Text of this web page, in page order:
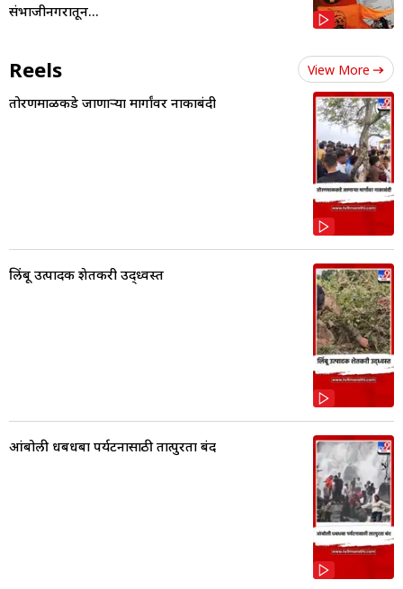
संभाजीनगरातून...
Reels View More
तोरणमाळकडे जाणाऱ्या मार्गांवर नाकाबंदी
लिंबू उत्पादक शेतकरी उद्ध्वस्त
आंबोली धबधबा पर्यटनासाठी तात्पुरता बंद